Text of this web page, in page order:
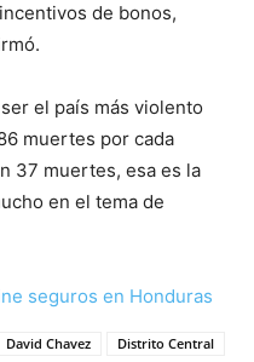
de bonos,
el país más violento
muertes por cada
37 muertes, esa es la
en el tema de
seguros en Honduras
David Chavez
Distrito Central